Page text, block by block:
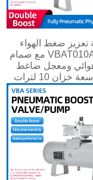
ضغط الهواء
الكاملة VBAT010A مع صمام
ومعجل ضاغط
خزان 10 لترات